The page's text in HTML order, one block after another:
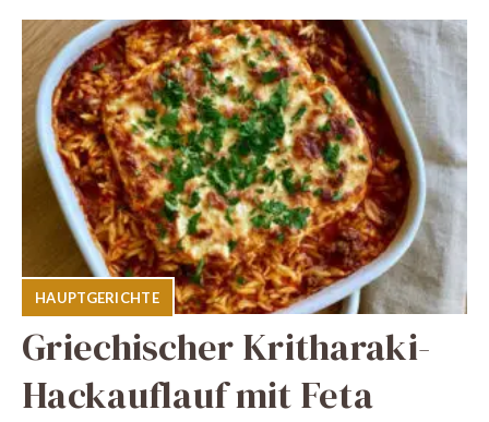
HAUPTGERICHTE
Griechischer Kritharaki-
Hackauflauf mit Feta